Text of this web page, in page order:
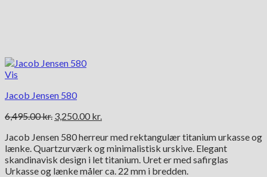
Vis
Jacob Jensen 580
6,495.00kr. Den
pris
var:
6,495.00 kr..
3,250.00 kr.
pris
er:
3,250.00 kr..
Jacob Jensen 580 herreur med rektangulær titanium urkasse og
lænke. Quartzurværk og minimalistisk urskive. Elegant
skandinavisk design i let titanium. Uret er med safirglas
Urkasse og lænke måler ca. 22 mm i bredden.